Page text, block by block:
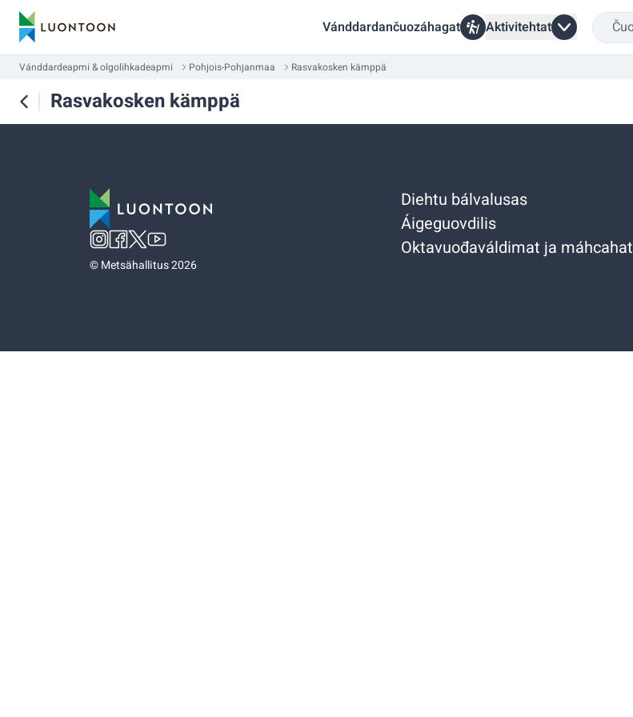
Vánddardančuozáhagat Aktivitehtat
Vánddardeapmi & olgolihkadeapmi Pohjois-Pohjanmaa Rasvakosken kämppä
Rasvakosken kämppä
©Metsähallitus 2026
Diehtu bálvalusas
Áigeguovdilis
Oktavuođaváldimat ja máhcahat